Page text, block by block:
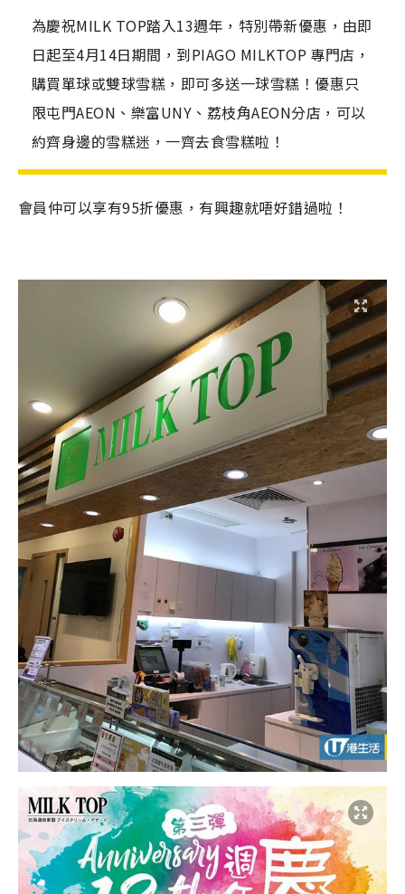
為慶祝MILK TOP踏入13週年，特別帶新優惠，由即
日起至4月14日期間，到PIAGO MILKTOP 專門店，
購買單球或雙球雪糕，即可多送一球雪糕！優惠只
限屯門AEON、樂富UNY、荔枝角AEON分店，可以
約齊身邊的雪糕迷，一齊去食雪糕啦！
會員仲可以享有95折優惠，有興趣就唔好錯過啦！